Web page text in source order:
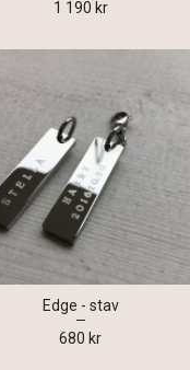
1 190 kr
Edge - stav
680 kr